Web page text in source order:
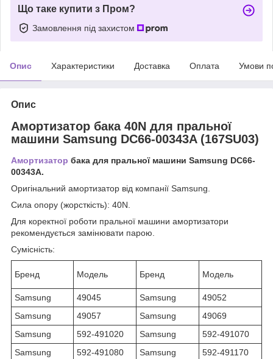
Що таке купити з Пром?
Замовлення під захистом
Опис Характеристики Доставка Оплата Умови
Опис
Амортизатор бака 40N для пральної
машини Samsung DC66-00343A (167SU03)
Амортизатор бака для пральної машини Samsung DC66-
00343A.
Оригінальний амортизатор від компанії Samsung.
Сила опору (жорсткість): 40N.
Для коректної роботи пральної машини амортизатори
рекомендується замінювати парою.
Сумісність:
Бренд Модель Бренд Модель
Samsung 49045 Samsung
49052
Samsung
49057 Samsung
49069
Samsung
592-491020 Samsung
592-491070
Samsung
592-491080 Samsung
592-491170